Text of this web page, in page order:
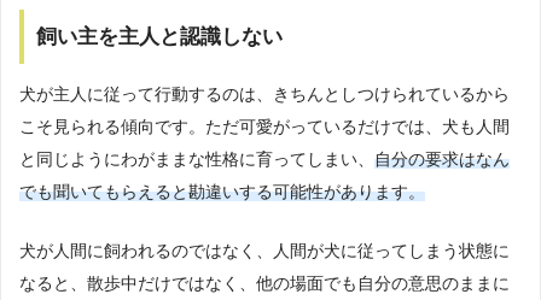
飼い主を主人と認識しない
犬が主人に従って行動するのは、きちんとしつけられているから
こそ見られる傾向です。ただ可愛がっているだけでは、犬も人間
と同じようにわがままな性格に育ってしまい、 自分の要求はなん
でも聞いてもらえると勘違いする可能性があります。
犬が人間に飼われるのではなく、人間が犬に従ってしまう状態に
なると、散歩中だけではなく、他の場面でも自分の意思のままに